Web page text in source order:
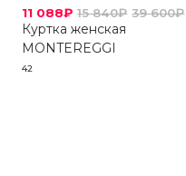
11 088₽ 15 840₽ 39 600₽
Куртка женская
MONTEREGGI
42